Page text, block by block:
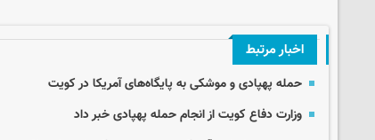
اخبار مرتبط
حمله پهپادی و موشکی به پایگاه‌های آمریکا در کویت
وزارت دفاع کویت از انجام حمله پهپادی خبر داد